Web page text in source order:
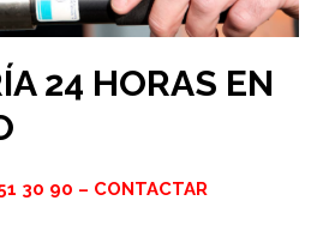
24 HORAS EN
30 90 – CONTACTAR